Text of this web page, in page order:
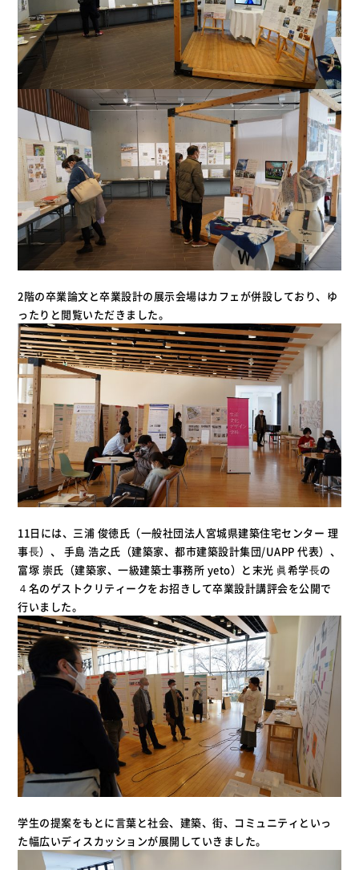
2階の卒業論文と卒業設計の展示会場はカフェが併設しており、ゆ
ったりと閲覧いただきました。
11日には、三浦 俊徳氏（一般社団法人宮城県建築住宅センター 理
事⻑）、 手島 浩之氏（建築家、都市建築設計集団/UAPP 代表）、
富塚 崇氏（建築家、一級建築士事務所 yeto）と末光 眞希学⻑の
４名のゲストクリティークをお招きして卒業設計講評会を公開で
行いました。
学生の提案をもとに言葉と社会、建築、街、コミュニティといっ
た幅広いディスカッションが展開していきました。